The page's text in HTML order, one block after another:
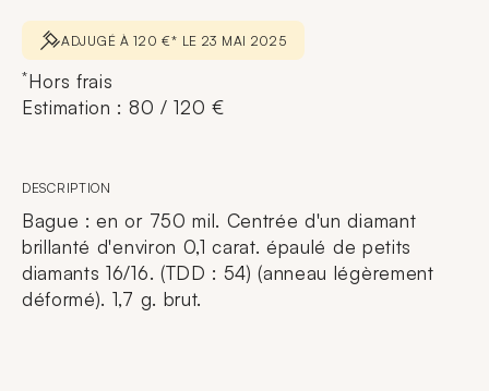
ADJUGÉ À 120 €* LE 23 MAI 2025
*Hors frais
Estimation : 80 / 120 €
DESCRIPTION
Bague : en or 750 mil. Centrée d'un diamant
brillanté d'environ 0,1 carat. épaulé de petits
diamants 16/16. (TDD : 54) (anneau légèrement
déformé). 1,7 g. brut.